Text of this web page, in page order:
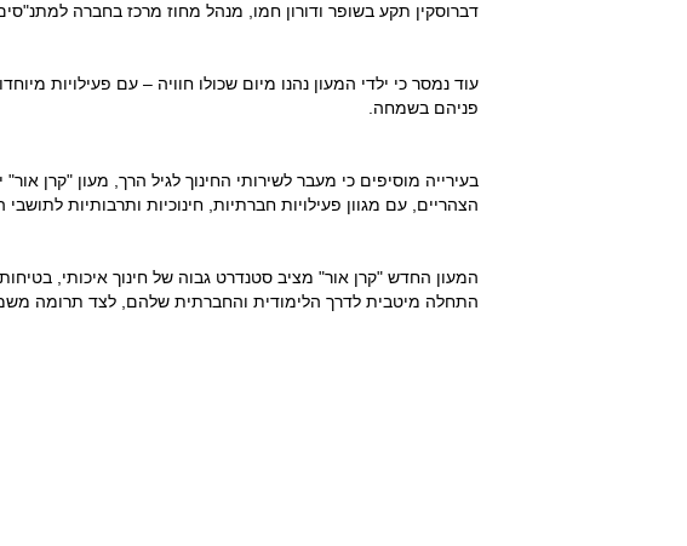
דברוסקין תקע בשופר ודורון חמו, מנהל מחוז מרכז בחברה
עוד נמסר כי ילדי המעון נהנו מיום שכולו חוויה – עם פעילויות
פניהם בשמחה.
בעירייה מוסיפים כי מעבר לשירותי החינוך לגיל הרך, מעון "קרן
הצהריים, עם מגוון פעילויות חברתיות, חינוכיות ותרבותיות לתושבי
המעון החדש "קרן אור" מציב סטנדרט גבוה של חינוך איכותי,
התחלה מיטבית לדרך הלימודית והחברתית שלהם, לצד תרומה